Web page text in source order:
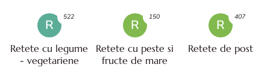
R
Retete cu legume
- vegetariene
522
R
Retete cu peste si
fructe de mare
150
R
Retete de post
407